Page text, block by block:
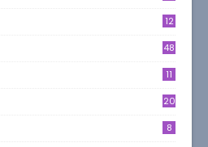
12
48
11
20
8